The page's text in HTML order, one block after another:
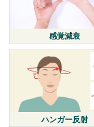
感覚減衰
ハンガー反射